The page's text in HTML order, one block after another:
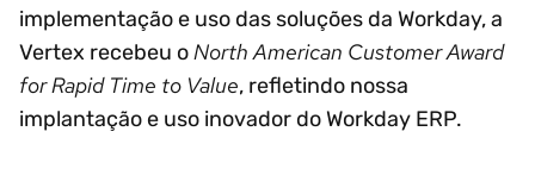
implementação e uso das soluções da Workday, a
Vertex recebeu oNorth American Customer Award
for Rapid Time to Value, refletindo nossa
implantação e uso inovador do Workday ERP.